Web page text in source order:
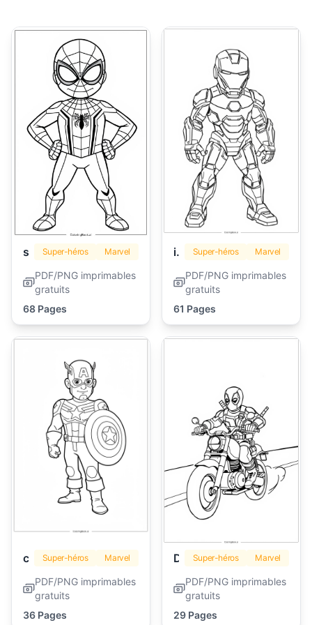
Super-héros Marvel
PDF/PNG imprimables
gratuits
68 Pages
iron man Super-héros Marvel
PDF/PNG imprimables
gratuits
61 Pages
Super-héros Marvel
PDF/PNG imprimables
gratuits
36 Pages
Super-héros Marvel
PDF/PNG imprimables
gratuits
29 Pages